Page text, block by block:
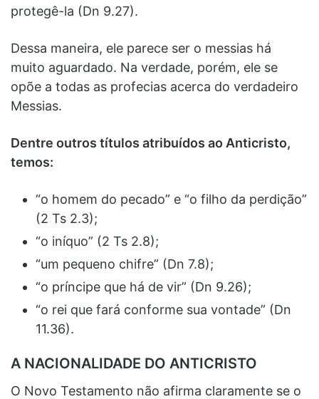
protegê-la (Dn 9.27).
Dessa maneira, ele parece ser o messias há
muito aguardado. Na verdade, porém, ele se
opõe a todas as profecias acerca do verdadeiro
Messias.
Dentre outros títulos atribuídos ao Anticristo,
temos:
“o homem do pecado” e “o filho da perdição”
(2 Ts 2.3);
“o iníquo” (2 Ts 2.8);
“um pequeno chifre” (Dn 7.8);
“o príncipe que há de vir” (Dn 9.26);
“o rei que fará conforme sua vontade” (Dn
11.36).
A NACIONALIDADE DO ANTICRISTO
O Novo Testamento não afirma claramente se o